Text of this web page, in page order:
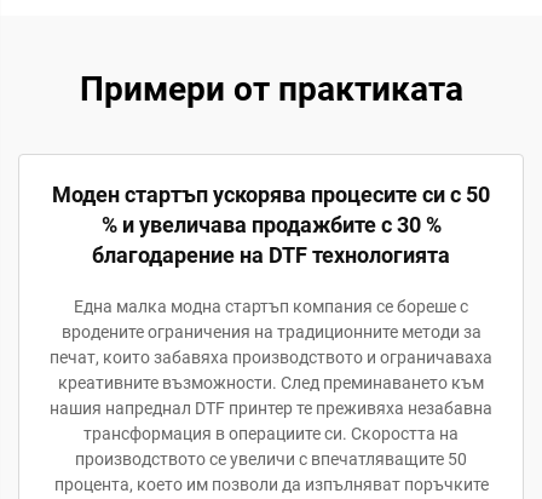
Примери от практиката
Моден стартъп ускорява процесите си с 50
% и увеличава продажбите с 30 %
благодарение на DTF технологията
Една малка модна стартъп компания се бореше с
вродените ограничения на традиционните методи за
печат, които забавяха производството и ограничаваха
креативните възможности. След преминаването към
нашия напреднал DTF принтер те преживяха незабавна
трансформация в операциите си. Скоростта на
производството се увеличи с впечатляващите 50
процента, което им позволи да изпълняват поръчките